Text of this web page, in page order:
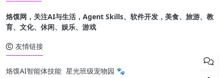
烙馍网，关注AI与生活，Agent Skills、软件开发，美食、旅游、教
育、文化、休闲、娱乐、游戏
友情链接
烙馍AI智能体技能 星光班级宠物园 🐾